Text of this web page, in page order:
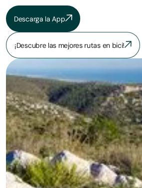
Descarga la App
¡Descubre las mejores rutas en bici!